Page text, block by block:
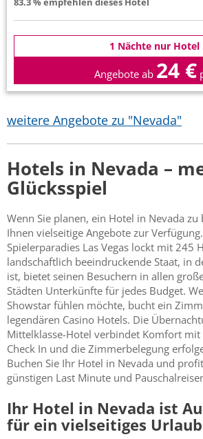
1 Nächte nur Hotel
Angebote ab 24 €
weitere Angebote zu "Nevada"
Hotels in Nevada –
Glücksspiel
Wenn Sie planen, ein Hotel in Nevada zu
Ihnen vielseitige Angebote zur
Spielerparadies Las Vegas lockt mit 245
landschaftlich beeindruckende Staat, in
ist, bietet seinen Besuchern in allen
Städten Unterkünfte für jedes Budget.
Showstar fühlen möchte, bucht ein
legendären Casino Hotels. Die
Mittelklasse-Hotel verbindet Komfort mit
Check In und die Zimmerbelegung
Buchen Sie Ihr Hotel in Nevada und
günstigen Last Minute und
Ihr Hotel in Nevada ist
für ein vielseitiges